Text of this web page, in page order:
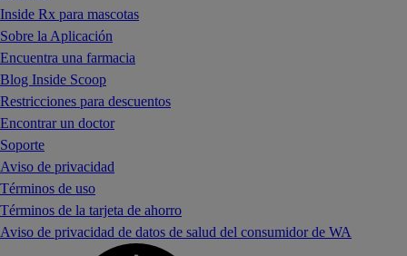
Inside Rx para mascotas
Sobre la Aplicación
Encuentra una farmacia
Blog Inside Scoop
Restricciones para descuentos
Encontrar un doctor
Soporte
Aviso de privacidad
Términos de uso
Términos de la tarjeta de ahorro
Aviso de privacidad de datos de salud del consumidor de WA